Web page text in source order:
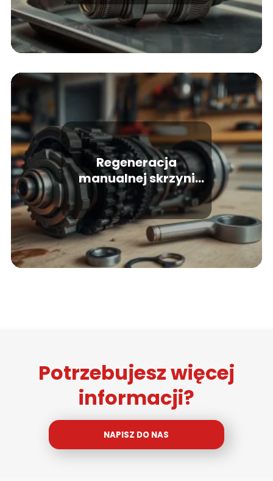
Regeneracja
manualnej skrzyni
biegów – koszty i
przebieg
Potrzebujesz więcej
informacji?
NAPISZ DO NAS